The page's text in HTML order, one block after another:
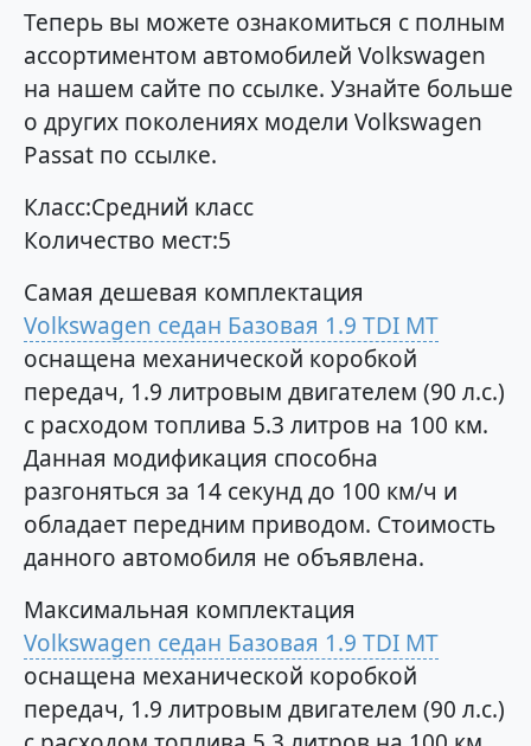
Теперь вы можете ознакомиться с полным
ассортиментом автомобилей Volkswagen
на нашем сайте по ссылке. Узнайте больше
о других поколениях модели Volkswagen
Passat по ссылке.
Класс:Средний класс
Количество мест:5
Самая дешевая комплектация
Volkswagen седан Базовая 1.9 TDI MT
оснащена механической коробкой
передач, 1.9 литровым двигателем (90 л.с.)
с расходом топлива 5.3 литров на 100 км.
Данная модификация способна
разгоняться за 14 секунд до 100 км/ч и
обладает передним приводом. Стоимость
данного автомобиля не объявлена.
Максимальная комплектация
Volkswagen седан Базовая 1.9 TDI MT
оснащена механической коробкой
передач, 1.9 литровым двигателем (90 л.с.)